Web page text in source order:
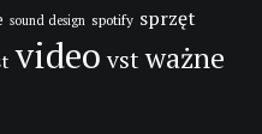
sound design spotify sprzęt
video vst ważne